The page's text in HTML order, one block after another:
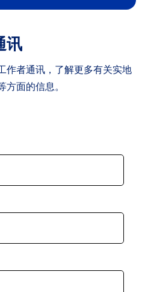
讯
作者通讯，了解更多有关实地
面的信息。